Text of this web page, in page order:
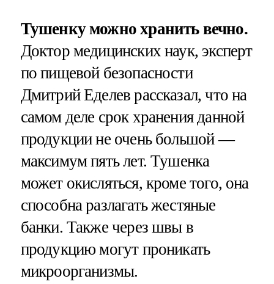
Тушенку можно хранить вечно.
Доктор медицинских наук, эксперт
по пищевой безопасности
Дмитрий Еделев рассказал, что на
самом деле срок хранения данной
продукции не очень большой —
максимум пять лет. Тушенка
может окисляться, кроме того, она
способна разлагать жестяные
банки. Также через швы в
продукцию могут проникать
микроорганизмы.